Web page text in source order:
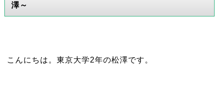
澤～
こんにちは。東京大学2年の松澤です。